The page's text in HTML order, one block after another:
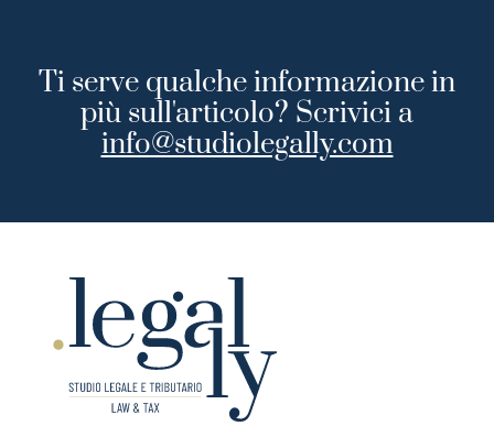
Ti serve qualche informazione in
più sull'articolo? Scrivici a
info@studiolegally.com